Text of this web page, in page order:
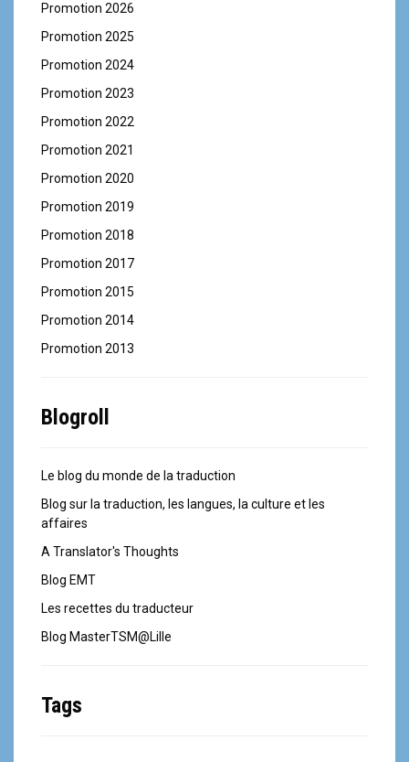
Promotion 2026
Promotion 2025
Promotion 2024
Promotion 2023
Promotion 2022
Promotion 2021
Promotion 2020
Promotion 2019
Promotion 2018
Promotion 2017
Promotion 2015
Promotion 2014
Promotion 2013
Blogroll
Le blog du monde de la traduction
Blog sur la traduction, les langues, la culture et les
affaires
A Translator's Thoughts
Blog EMT
Les recettes du traducteur
Blog MasterTSM@Lille
Tags